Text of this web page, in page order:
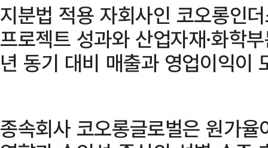
지분법 적용 자회사인 코오롱인
프로젝트 성과와 산업자재·화학
년 동기 대비 매출과 영업이익이
종속회사 코오롱글로벌은 원가